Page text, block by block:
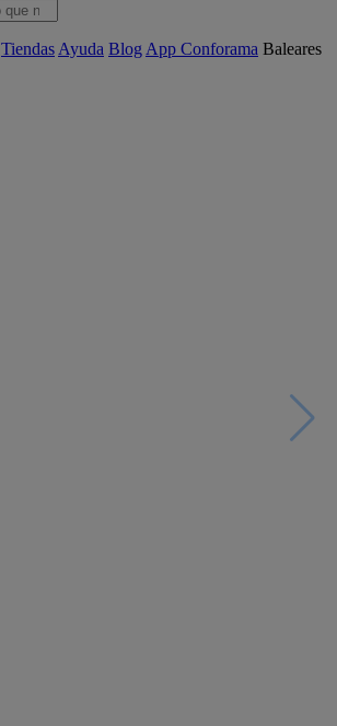
Tiendas Ayuda Blog App Conforama Baleares